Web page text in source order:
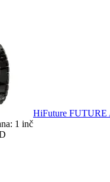
HiFuture FUTURE
1 inč